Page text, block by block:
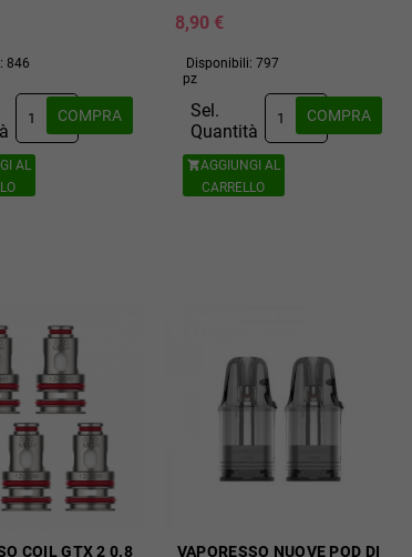
846
AL
COMPRA
8,90 €
Disponibili: 797
pz
Sel.
Quantità
AGGIUNGI AL
CARRELLO
COMPRA
COIL GTX 2 0.8 VAPORESSO NUOVE POD DI